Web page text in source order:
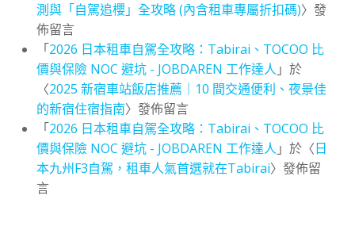
測與「自駕追櫻」全攻略 (內含租車專屬折扣碼)〉發
佈留言
「2026 日本租車自駕全攻略：Tabirai、TOCOO 比
價與保險 NOC 避坑 - JOBDAREN 工作達人 」於
〈2025 新宿車站飯店推薦｜10 間交通便利、夜景佳
的新宿住宿指南〉發佈留言
「2026 日本租車自駕全攻略：Tabirai、TOCOO 比
價與保險 NOC 避坑 - JOBDAREN 工作達人 」於〈日
本九州F3自駕，租車人氣首選就在Tabirai〉發佈留
言